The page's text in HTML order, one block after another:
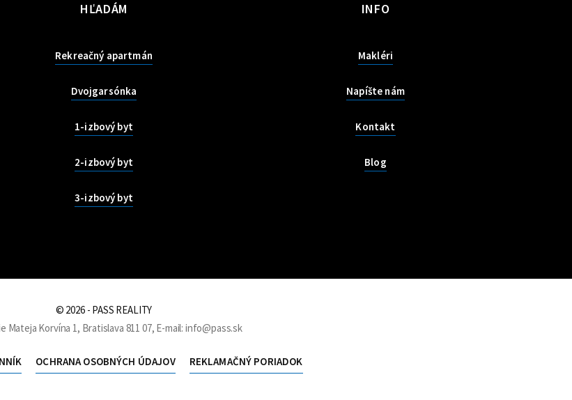
HĽADÁM
Rekreačný apartmán
Dvojgarsónka
1-izbový byt
2-izbový byt
3-izbový byt
INFO
Makléri
Napíšte nám
Kontakt
Blog
© 2026 - PASS REALITY
Mateja Korvína 1, Bratislava 811 07, E-mail: info@pass.sk
OCHRANA OSOBNÝCH ÚDAJOV REKLAMAČNÝ PORIADOK